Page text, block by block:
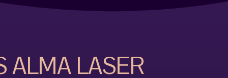
ALMA LASER